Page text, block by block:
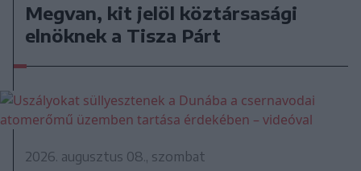
Megvan, kit jelöl köztársasági
elnöknek a Tisza Párt
2026. augusztus 08., szombat